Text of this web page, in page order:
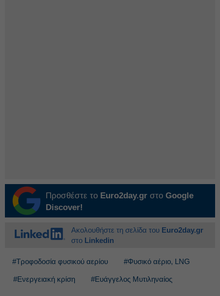
Προσθέστε το Euro2day.gr στο Google
Discover!
Ακολουθήστε τη σελίδα του Euro2day.gr
στο Linkedin
#Τροφοδοσία φυσικού αερίου #Φυσικό αέριο, LNG
#Ενεργειακή κρίση #Ευάγγελος Μυτιληναίος